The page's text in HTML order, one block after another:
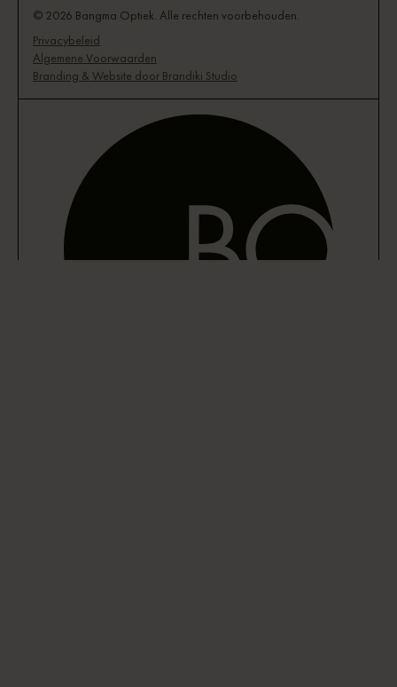
© 2026 Bangma Optiek. Alle rechten voorbehouden.
Privacybeleid
Algemene Voorwaarden
Branding & Website door Brandiki Studio